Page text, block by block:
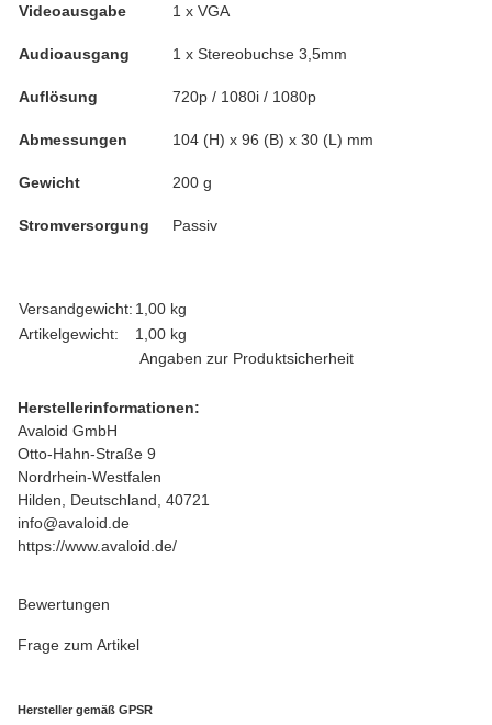
Videoausgabe 1 x VGA
Audioausgang 1 x Stereobuchse 3,5mm
Auflösung 720p / 1080i / 1080p
Abmessungen 104 (H) x 96 (B) x 30 (L) mm
Gewicht 200 g
Stromversorgung Passiv
Produkteigenschaft
Wert
Versandgewicht: 1,00 kg
Artikelgewicht:
1,00 kg
Angaben zur Produktsicherheit
Herstellerinformationen:
Avaloid GmbH
Otto-Hahn-Straße 9
Nordrhein-Westfalen
Hilden, Deutschland, 40721
info@avaloid.de
https://www.avaloid.de/
Bewertungen
Frage zum Artikel
Hersteller gemäß GPSR